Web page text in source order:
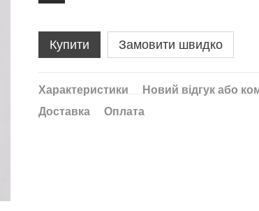
Купити Замовити швидко
Характеристики
Новий відгук або
Доставка
Оплата